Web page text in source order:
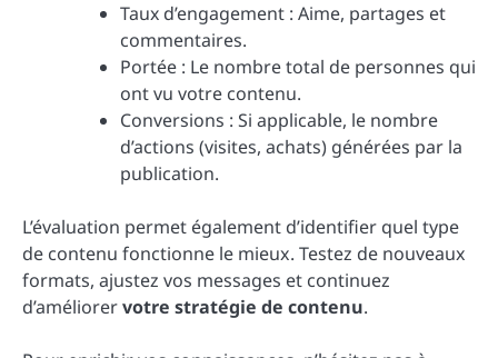
Taux d’engagement : Aime, partages et
commentaires.
Portée : Le nombre total de personnes qui
ont vu votre contenu.
Conversions : Si applicable, le nombre
d’actions (visites, achats) générées par la
publication.
L’évaluation permet également d’identifier quel type
de contenu fonctionne le mieux. Testez de nouveaux
formats, ajustez vos messages et continuez
d’améliorervotre stratégie de contenu.